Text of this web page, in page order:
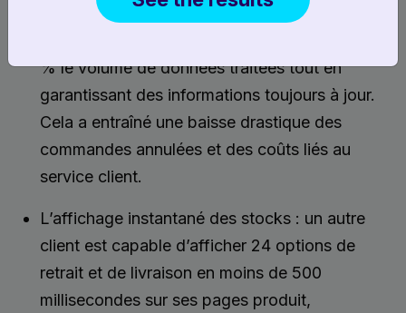
donnant la priorité aux articles les plus
% le volume de données traitées tout en
garantissant des informations toujours à jour.
Cela a entraîné une baisse drastique des
commandes annulées et des coûts liés au
service client.
L’affichage instantané des stocks : un autre
client est capable d’afficher 24 options de
retrait et de livraison en moins de 500
millisecondes sur ses pages produit,